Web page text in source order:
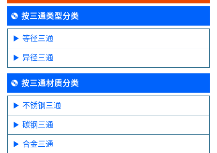
按三通类型分类
等径三通
异径三通
按三通材质分类
不锈钢三通
碳钢三通
合金三通